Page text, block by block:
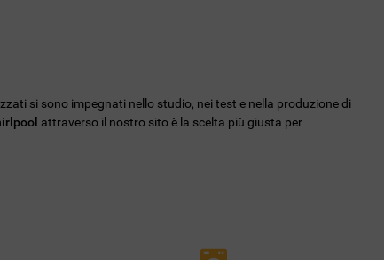
si sono impegnati nello studio, nei test e nella produzione di
attraverso il nostro sito è la scelta più giusta per